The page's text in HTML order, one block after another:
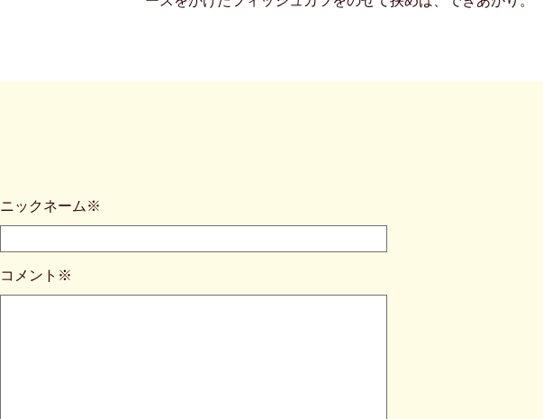
ニックネーム※
コメント※